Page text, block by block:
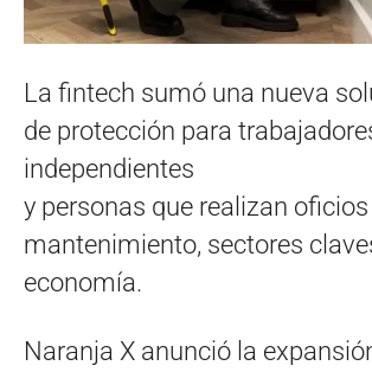
La fintech sumó una nueva
de protección para
independientes
y personas que realizan
mantenimiento, sectores
economía.
Naranja X anunció la